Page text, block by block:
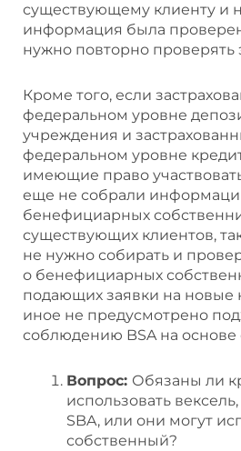
существующему клиенту и
информация была
нужно повторно
Кроме того, если
федеральном уровне
учреждения и
федеральном уровне
имеющие право
еще не собрали
бенефициарных
существующих клиентов,
не нужно собирать и
о бенефициарных
подающих заявки на новые
иное не предусмотрено
соблюдению BSA на основе
Вопрос: Обязаны ли
использовать
SBA, или они могут
собственный?